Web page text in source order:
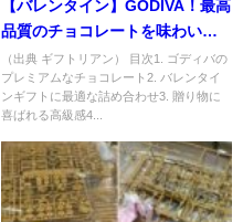
【バレンタイン】GODIVA！最高
品質のチョコレートを味わい尽
くす楽天SALE！送料無料
（出典 ギフトリアン） 目次1. ゴディバの
プレミアムなチョコレート2. バレンタイ
ンギフトに最適な詰め合わせ3. 贈り物に
喜ばれる高級感4...